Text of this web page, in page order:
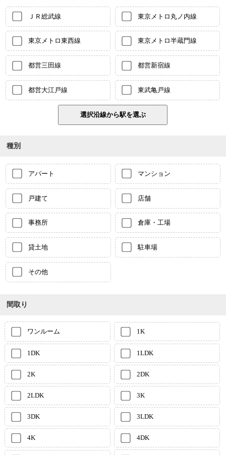
ＪＲ総武線 東京メトロ丸ノ内線
東京メトロ東西線 東京メトロ半蔵門線
都営三田線 都営新宿線
都営大江戸線 東武亀戸線
種別
アパート マンション
戸建て 店舗
事務所 倉庫・工場
貸土地 駐車場
その他
間取り
ワンルーム 1K
1DK 1LDK
2K 2DK
2LDK 3K
3DK 3LDK
4K 4DK